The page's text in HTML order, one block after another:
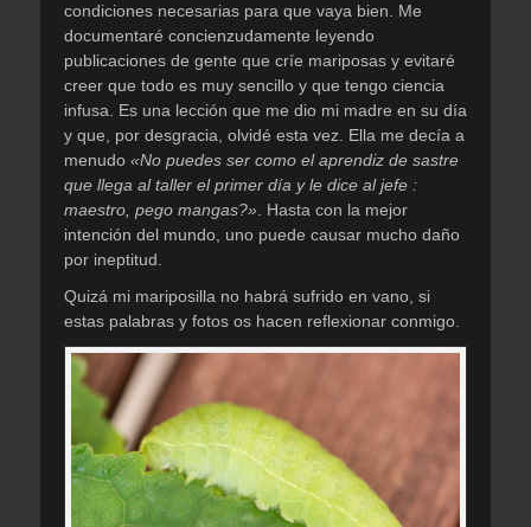
condiciones necesarias para que vaya bien. Me
documentaré concienzudamente leyendo
publicaciones de gente que críe mariposas y evitaré
creer que todo es muy sencillo y que tengo ciencia
infusa. Es una lección que me dio mi madre en su día
y que, por desgracia, olvidé esta vez. Ella me decía a
menudo «No puedes ser como el aprendiz de sastre
que llega al taller el primer día y le dice al jefe :
maestro, pego mangas?» . Hasta con la mejor
intención del mundo, uno puede causar mucho daño
por ineptitud.
Quizá mi mariposilla no habrá sufrido en vano, si
estas palabras y fotos os hacen reflexionar conmigo.